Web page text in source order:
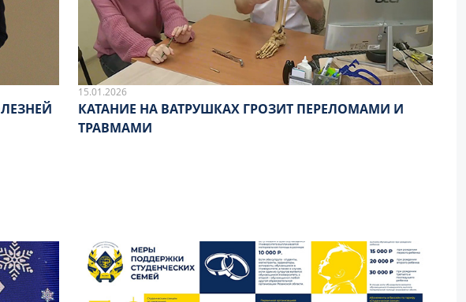
15.01.2026
КАТАНИЕ НА ВАТРУШКАХ ГРОЗИТ ПЕРЕЛОМАМИ И
ТРАВМАМИ